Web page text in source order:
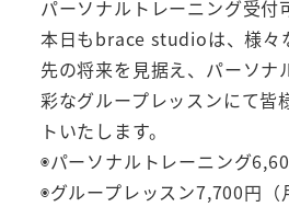
パーソナルトレーニング受付
本日もbrace studioは、様々
先の将来を見据え、パーソナ
彩なグループレッスンにて皆
トいたします。
◉パーソナルトレーニング
◉グループレッスン7,700円（